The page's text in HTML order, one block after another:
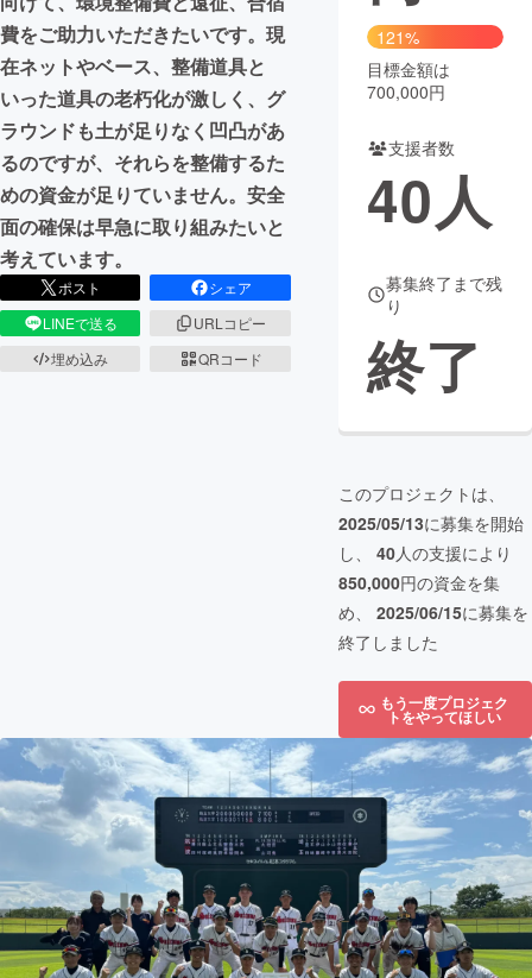
CAMPFIRE for Social Good
CAMPFIRE Creation
CAMPFIREふるさと納税machi-ya コミュニティ
費をご助力いただきたいです。現
在ネットやベース、整備道具と
いった道具の老朽化が激しく、グ
ラウンドも土が足りなく凹凸があ
るのですが、それらを整備するた
めの資金が足りていません。安全
面の確保は早急に取り組みたいと
考えています。
ポスト
シェア
LINEで送る
URLコピー
埋め込み
QRコード
121%
目標金額は
700,000円
支援者数
40人
募集終了まで残
り
終了
このプロジェクトは、
2025/05/13に募集を開始
し、 40人の支援により
850,000円の資金を集
め、 2025/06/15に募集を
終了しました
もう一度プロジェク
トをやってほしい